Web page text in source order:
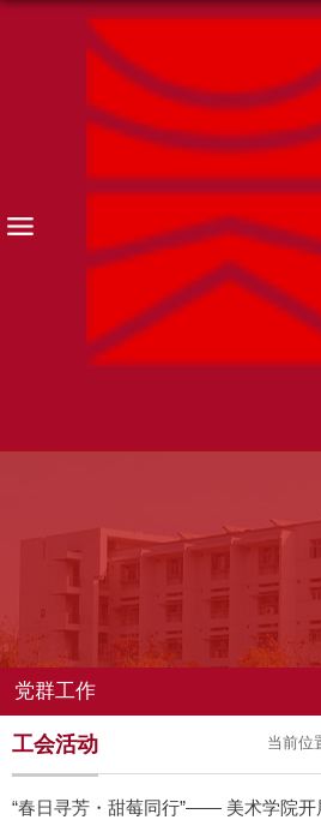
党群工作
当前位
工会活动
“春日寻芳・甜莓同行”—— 美术学院开